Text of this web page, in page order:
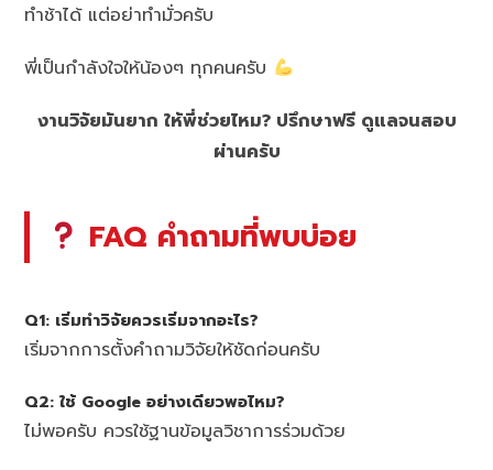
ทำช้าได้ แต่อย่าทำมั่วครับ
พี่เป็นกำลังใจให้น้องๆ ทุกคนครับ
งานวิจัยมันยาก ให้พี่ช่วยไหม? ปรึกษาฟรี ดูแลจนสอบ
ผ่านครับ
FAQ คำถามที่พบบ่อย
Q1: เริ่มทำวิจัยควรเริ่มจากอะไร?
เริ่มจากการตั้งคำถามวิจัยให้ชัดก่อนครับ
Q2: ใช้ Google อย่างเดียวพอไหม?
ไม่พอครับ ควรใช้ฐานข้อมูลวิชาการร่วมด้วย